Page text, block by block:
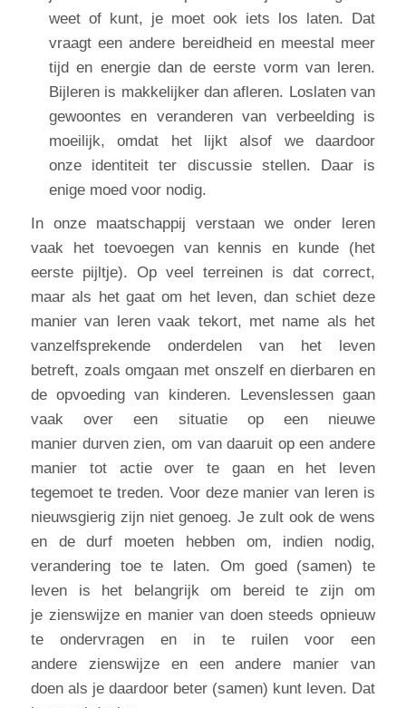
weet of kunt, je moet ook iets los laten. Dat
vraagt een andere bereidheid en meestal meer
tijd en energie dan de eerste vorm van leren.
Bijleren is makkelijker dan afleren. Loslaten van
gewoontes en veranderen van verbeelding is
moeilijk, omdat het lijkt alsof we daardoor
onze identiteit ter discussie stellen. Daar is
enige moed voor nodig.
In onze maatschappij verstaan we onder leren
vaak het toevoegen van kennis en kunde (het
eerste pijltje). Op veel terreinen is dat correct,
maar als het gaat om het leven, dan schiet deze
manier van leren vaak tekort, met name als het
vanzelfsprekende onderdelen van het leven
betreft, zoals omgaan met onszelf en dierbaren en
de opvoeding van kinderen. Levenslessen gaan
vaak over een situatie op een nieuwe
manier durven zien, om van daaruit op een andere
manier tot actie over te gaan en het leven
tegemoet te treden. Voor deze manier van leren is
nieuwsgierig zijn niet genoeg. Je zult ook de wens
en de durf moeten hebben om, indien nodig,
verandering toe te laten. Om goed (samen) te
leven is het belangrijk om bereid te zijn om
je zienswijze en manier van doen steeds opnieuw
te ondervragen en in te ruilen voor een
andere zienswijze en een andere manier van
doen als je daardoor beter (samen) kunt leven. Dat